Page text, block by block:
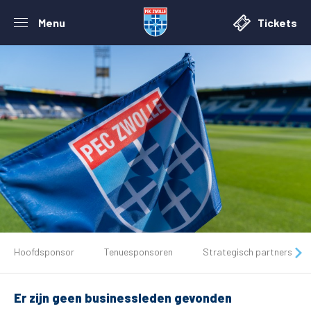
Menu Tickets
De club
Tickets
Matchdays
Hoofdsponsor Tenuesponsoren Strategisch partners
Er zijn geen businessleden gevonden